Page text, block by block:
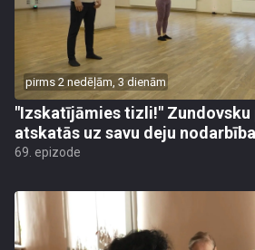
pirms 2 nedēļām, 3 dienām
"Izskatījāmies tizli!" Zundovsku
atskatās uz savu deju
69. epizode